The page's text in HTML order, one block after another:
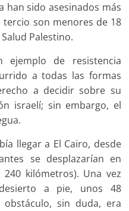
han sido asesinados más
tercio son menores de 18
Palestino.
de resistencia
a todas las formas
a decidir sobre su
israelí; sin embargo, el
llegar a El Cairo, desde
se desplazarían en
kilómetros). Una vez
a pie, unos 48
sin duda, era